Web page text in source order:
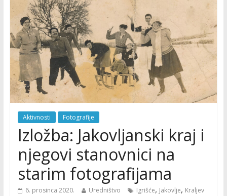
Aktivnosti Fotografije
Izložba: Jakovljanski kraj i
njegovi stanovnici na
starim fotografijama
6. prosinca 2020. Uredništvo Igrišće, Jakovlje, Kraljev